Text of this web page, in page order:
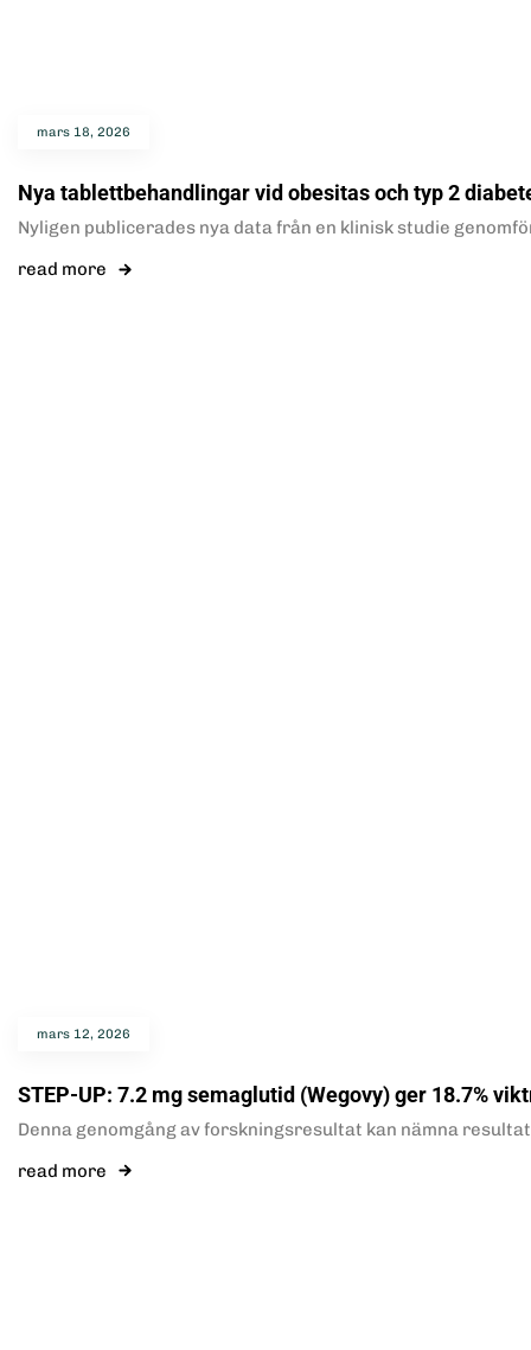
mars 18, 2026
Nya tablettbehandlingar vid obesitas och typ 2
Nyligen publicerades nya data från en klinisk studie
read more
mars 12, 2026
STEP-UP: 7.2 mg semaglutid (Wegovy) ger 18.7%
Denna genomgång av forskningsresultat kan nämna
read more